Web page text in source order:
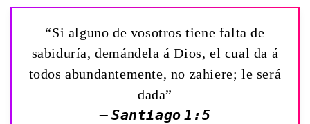
“Si alguno de vosotros tiene falta de
sabiduría, demándela á Dios, el cual da á
todos abundantemente, no zahiere; le será
dada”
— Santiago 1:5